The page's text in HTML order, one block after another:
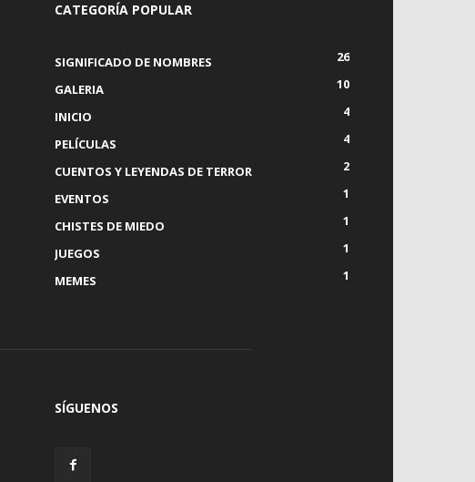
CATEGORÍA POPULAR
SIGNIFICADO DE NOMBRES
26
GALERIA
10
INICIO
4
PELÍCULAS
4
CUENTOS Y LEYENDAS DE TERROR
2
EVENTOS
1
CHISTES DE MIEDO
1
JUEGOS
1
MEMES
1
SÍGUENOS